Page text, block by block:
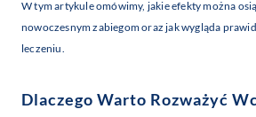
W tym artykule omówimy, jakie efekty można
nowoczesnym zabiegom oraz jak wygląda
leczeniu.
Dlaczego Warto Rozważyć